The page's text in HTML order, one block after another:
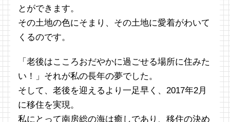
とができます。
その土地の色にそまり、その土地に愛着がわいて
くるのです。
「老後はこころおだやかに過ごせる場所に住みた
い！」それが私の長年の夢でした。
そして、老後を迎えるより一足早く、2017年2月
に移住を実現。
私にとって南房総の海は癒しであり、移住の決め